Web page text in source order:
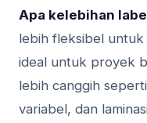
Apa kelebihan
lebih fleksibel
ideal untuk proyek
lebih canggih
variabel, dan